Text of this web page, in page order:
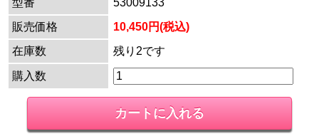
型番
53009133
販売価格
10,450円(税込)
在庫数
残り2です
購入数